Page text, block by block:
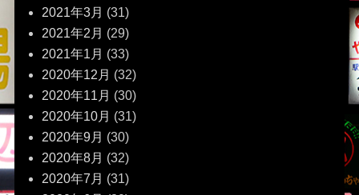
2021年3月 (31)
2021年2月 (29)
2021年1月 (33)
2020年12月 (32)
2020年11月 (30)
2020年10月 (31)
2020年9月 (30)
2020年8月 (32)
2020年7月 (31)